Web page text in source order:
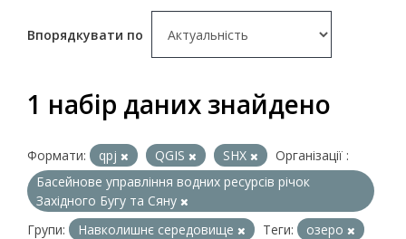
Впорядкувати по
1 набір даних знайдено
Формати: qpj QGIS SHX
Організації :
Басейнове управління водних ресурсів річок
Західного Бугу та Сяну
Групи:
Навколишнє середовище Теги:
озеро